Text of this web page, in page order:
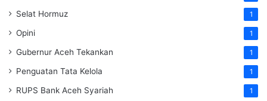
Selat Hormuz 1
Opini 1
Gubernur Aceh Tekankan 1
Penguatan Tata Kelola 1
RUPS Bank Aceh Syariah 1